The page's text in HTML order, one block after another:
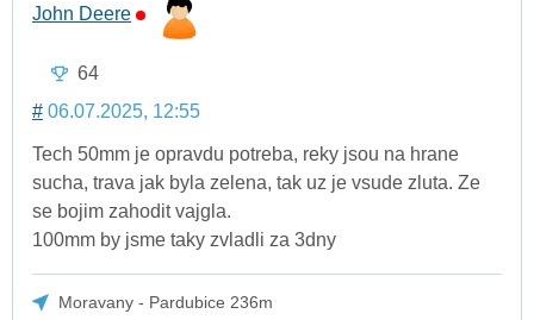
John Deere
64
# 06.07.2025, 12:55
Tech 50mm je opravdu potreba, reky jsou na hrane
sucha, trava jak byla zelena, tak uz je vsude zluta. Ze
se bojim zahodit vajgla.
100mm by jsme taky zvladli za 3dny
Moravany - Pardubice 236m